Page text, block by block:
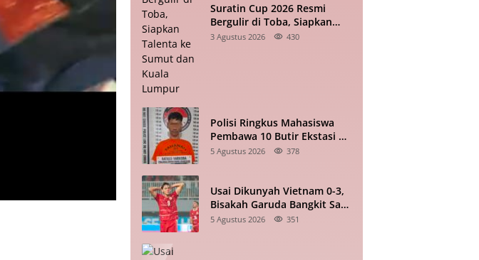
Suratin Cup 2026 Resmi
Bergulir di Toba, Siapkan
Talenta ke Sumut dan Kuala
3 Agustus 2026 430
Polisi Ringkus Mahasiswa
Pembawa 10 Butir Ekstasi di
Pematangsiantar
5 Agustus 2026 378
Usai Dikunyah Vietnam 0-3,
Bisakah Garuda Bangkit Saat
Bertandang ke Singapura?
5 Agustus 2026 351